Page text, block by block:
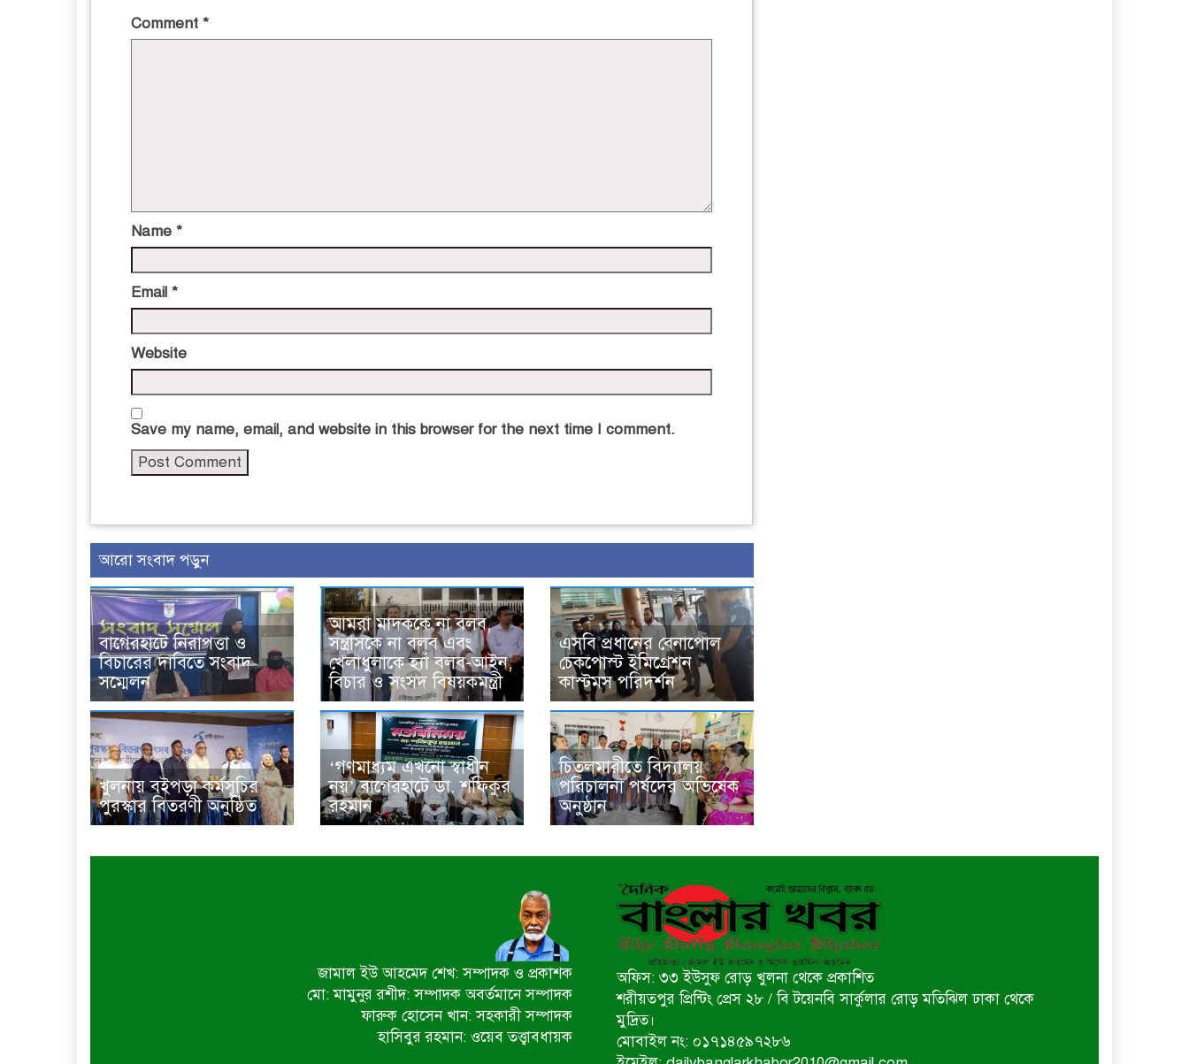
Comment *
Name *
Email *
Website
Save my name, email, and website in this browser for the next time I comment.
আরো সংবাদ পড়ুন
বাগেরহাটে নিরাপত্তা ও
বিচারের দাবিতে সংবাদ
সম্মেলন
আমরা মাদককে না বলব,
সন্ত্রাসকে না বলব এবং
খেলাধুলাকে হ্যাঁ বলব-আইন,
বিচার ও সংসদ বিষয়কমন্ত্রী
এসবি প্রধানের বেনাপোল
চেকপোস্ট ইমিগ্রেশন
কাস্টমস পরিদর্শন
খুলনায় বইপড়া কর্মসূচির
পুরস্কার বিতরণী অনুষ্ঠিত
‘গণমাধ্যম এখনো স্বাধীন
নয়’ বাগেরহাটে ডা. শফিকুর
রহমান
চিতলমারীতে বিদ্যালয়
পরিচালনা পর্ষদের অভিষেক
অনুষ্ঠান
জামাল ইউ আহমেদ শেখ: সম্পাদক ও প্রকাশক
মো: মামুনুর রশীদ: সম্পাদক অবর্তমানে সম্পাদক
ফারুক হোসেন খান: সহকারী সম্পাদক
হাসিবুর রহমান: ওয়েব তত্ত্বাবধায়ক
অফিস: ৩৩ ইউসুফ রোড় খুলনা থেকে প্রকাশিত
শরীয়তপুর প্রিন্টিং প্রেস ২৮ / বি টয়েনবি সার্কুলার রোড় মতিঝিল ঢাকা থেকে
মুদ্রিত।
মোবাইল নং: ০১৭১৪৫৯৭২৮৬